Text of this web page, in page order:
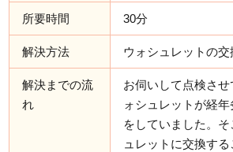
所要時間 30分
解決方法 ウォシュレットの交
解決までの流
れ
お伺いして点検さ
ォシュレットが経
をしていました。
ュレットに交換す